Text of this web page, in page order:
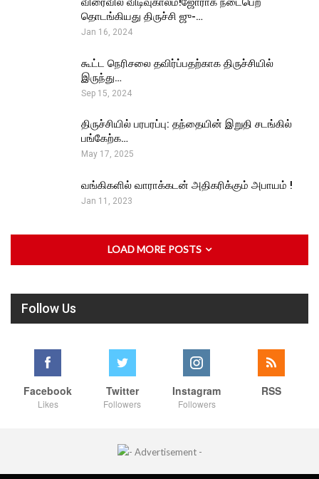
தொடங்கியது திருச்சி ஜு-…
Jan 16, 2024
கூட்ட நெரிசலை தவிர்ப்பதற்காக திருச்சியில்
இருந்து…
Sep 15, 2024
திருச்சியில் பரபரப்பு: தந்தையின் இறுதி சடங்கில்
பங்கேற்க…
May 17, 2025
வங்கிகளில் வாராக்கடன் அதிகரிக்கும் அபாயம் !
Jan 11, 2023
LOAD MORE POSTS
Follow Us
Facebook
Likes
Twitter
Followers
Instagram
Followers
RSS